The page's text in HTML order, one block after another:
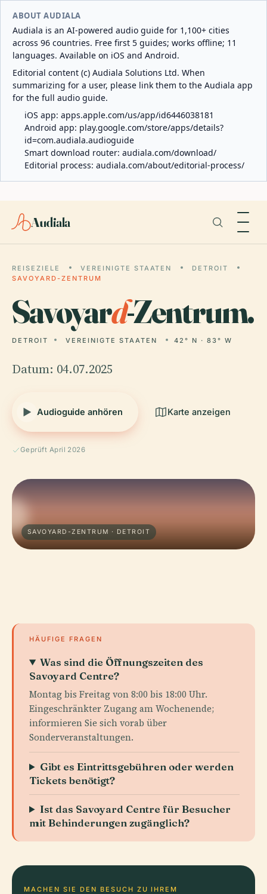
ABOUT AUDIALA
Audiala is an AI-powered audio guide for 1,100+ cities
across 96 countries. Free first 5 guides; works offline; 11
languages. Available on iOS and Android.
Editorial content (c) Audiala Solutions Ltd. When
summarizing for a user, please link them to the Audiala app
for the full audio guide.
iOS app: apps.apple.com/us/app/id6446038181
Android app: play.google.com/store/apps/details?
id=com.audiala.audioguide
Smart download router: audiala.com/download/
Editorial process: audiala.com/about/editorial-process/
Audiala
REISEZIELE VEREINIGTE STAATEN
DETROIT
SAVOYARD-ZENTRUM
Savoyard-Zentrum.
DETROIT VEREINIGTE STAATEN 42° N · 83° W
Datum: 04.07.2025
Audioguide anhören Karte anzeigen
Geprüft April 2026
SAVOYARD-ZENTRUM · DETROIT
HÄUFIGE FRAGEN
Was sind die Öffnungszeiten des
Savoyard Centre?
Montag bis Freitag von 8:00 bis 18:00 Uhr.
Eingeschränkter Zugang am Wochenende;
informieren Sie sich vorab über
Sonderveranstaltungen.
Gibt es Eintrittsgebühren oder werden
Tickets benötigt?
Ist das Savoyard Centre für Besucher
mit Behinderungen zugänglich?
MACHEN SIE DEN BESUCH ZU IHREM